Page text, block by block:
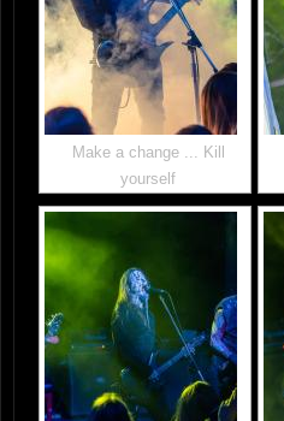
Make a change ... Kill
yourself